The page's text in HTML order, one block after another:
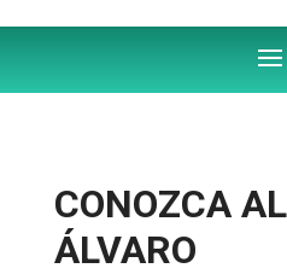
CONOZCA
ÁLVARO